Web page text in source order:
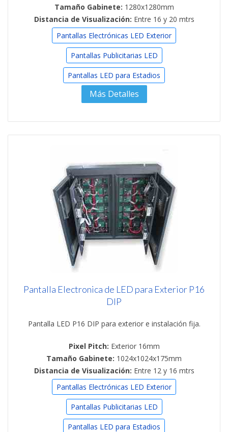
Tamaño Gabinete: 1280x1280mm
Distancia de Visualización: Entre 16 y 20 mtrs
Pantallas Electrónicas LED Exterior
Pantallas Publicitarias LED
Pantallas LED para Estadios
Más Detalles
Pantalla Electronica de LED para Exterior P16
DIP
Pantalla LED P16 DIP para exterior e instalación fija.
Pixel Pitch: Exterior 16mm
Tamaño Gabinete: 1024x1024x175mm
Distancia de Visualización: Entre 12 y 16 mtrs
Pantallas Electrónicas LED Exterior
Pantallas Publicitarias LED
Pantallas LED para Estadios